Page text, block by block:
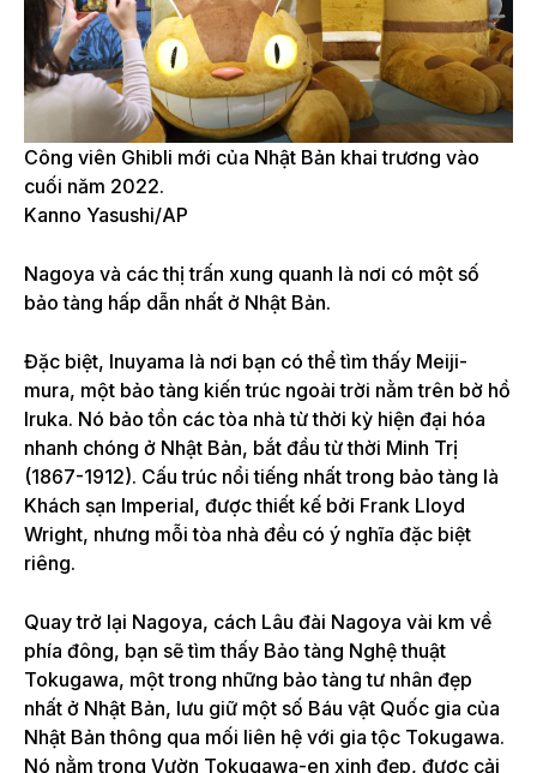
Công viên Ghibli mới của Nhật Bản khai trương vào
cuối năm 2022.
Kanno Yasushi/AP
Nagoya và các thị trấn xung quanh là nơi có một số
bảo tàng hấp dẫn nhất ở Nhật Bản.
Đặc biệt, Inuyama là nơi bạn có thể tìm thấy Meiji-
mura, một bảo tàng kiến ​​trúc ngoài trời nằm trên bờ hồ
Iruka. Nó bảo tồn các tòa nhà từ thời kỳ hiện đại hóa
nhanh chóng ở Nhật Bản, bắt đầu từ thời Minh Trị
(1867-1912). Cấu trúc nổi tiếng nhất trong bảo tàng là
Khách sạn Imperial, được thiết kế bởi Frank Lloyd
Wright, nhưng mỗi tòa nhà đều có ý nghĩa đặc biệt
riêng.
Quay trở lại Nagoya, cách Lâu đài Nagoya vài km về
phía đông, bạn sẽ tìm thấy Bảo tàng Nghệ thuật
Tokugawa, một trong những bảo tàng tư nhân đẹp
nhất ở Nhật Bản, lưu giữ một số Báu vật Quốc gia của
Nhật Bản thông qua mối liên hệ với gia tộc Tokugawa.
Nó nằm trong Vườn Tokugawa-en xinh đẹp, được cải